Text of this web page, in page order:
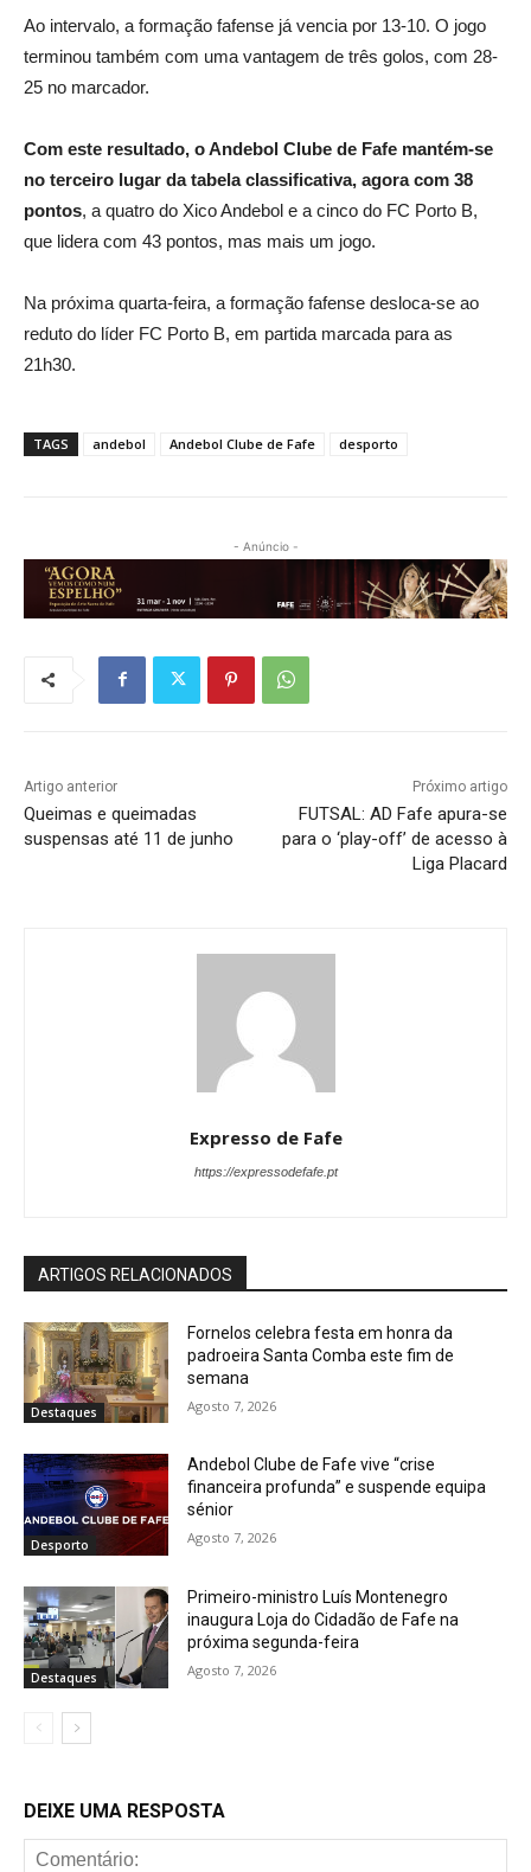
Ao intervalo, a formação fafense já vencia por 13-10. O jogo
terminou também com uma vantagem de três golos, com 28-
25 no marcador.
Com este resultado, o Andebol Clube de Fafe mantém-se
no terceiro lugar da tabela classificativa, agora com 38
pontos, a quatro do Xico Andebol e a cinco do FC Porto B,
que lidera com 43 pontos, mas mais um jogo.
Na próxima quarta-feira, a formação fafense desloca-se ao
reduto do líder FC Porto B, em partida marcada para as
21h30.
TAGS andebol Andebol Clube de Fafe desporto
- Anúncio -
Artigo anterior
Queimas e queimadas
suspensas até 11 de junho
Próximo artigo
FUTSAL: AD Fafe apura-se
para o ‘play-off’ de acesso à
Liga Placard
Expresso de Fafe
https://expressodefafe.pt
ARTIGOS RELACIONADOS
Destaques
Fornelos celebra festa em honra da
padroeira Santa Comba este fim de
semana
Agosto 7, 2026
Desporto
Andebol Clube de Fafe vive “crise
financeira profunda” e suspende equipa
sénior
Agosto 7, 2026
Destaques
Primeiro-ministro Luís Montenegro
inaugura Loja do Cidadão de Fafe na
próxima segunda-feira
Agosto 7, 2026
DEIXE UMA RESPOSTA